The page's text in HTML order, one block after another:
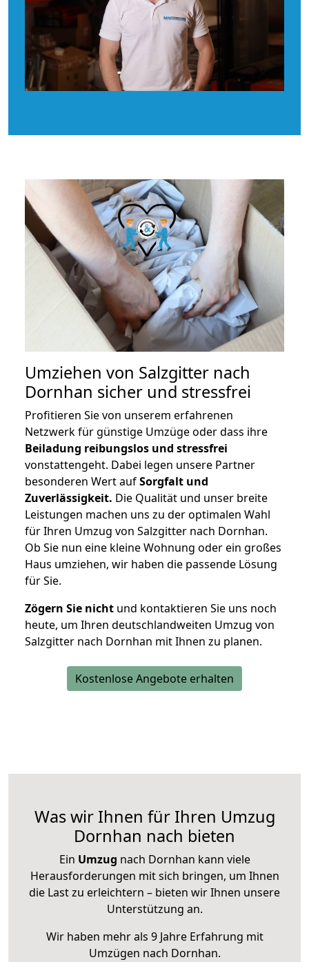
Umziehen von Salzgitter nach
Dornhan sicher und stressfrei
Profitieren Sie von unserem erfahrenen
Netzwerk für günstige Umzüge oder dass ihre
Beiladung reibungslos und stressfrei
vonstattengeht. Dabei legen unsere Partner
besonderen Wert aufSorgfalt und
Zuverlässigkeit. Die Qualität und unser breite
Leistungen machen uns zu der optimalen Wahl
für Ihren Umzug von Salzgitter nach Dornhan.
Ob Sie nun eine kleine Wohnung oder ein großes
Haus umziehen, wir haben die passende Lösung
für Sie.
Zögern Sie nicht und kontaktieren Sie uns noch
heute, um Ihren deutschlandweiten Umzug von
Salzgitter nach Dornhan mit Ihnen zu planen.
Kostenlose Angebote erhalten
Was wir Ihnen für Ihren Umzug
Dornhan nach bieten
Ein Umzug nach Dornhan kann viele
Herausforderungen mit sich bringen, um Ihnen
die Last zu erleichtern – bieten wir Ihnen unsere
Unterstützung an.
Wir haben mehr als 9 Jahre Erfahrung mit
Umzügen nach Dornhan.